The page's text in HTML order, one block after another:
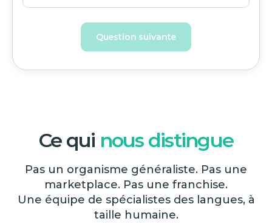
Question suivante
Ce qui nous distingue
Pas un organisme généraliste. Pas une
marketplace. Pas une franchise.
Une équipe de spécialistes des langues, à
taille humaine.